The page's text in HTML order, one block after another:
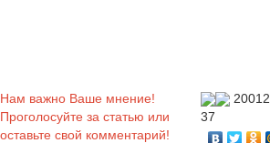
Нам важно Ваше мнение!
Проголосуйте за статью или
оставьте свой комментарий!
20012
37